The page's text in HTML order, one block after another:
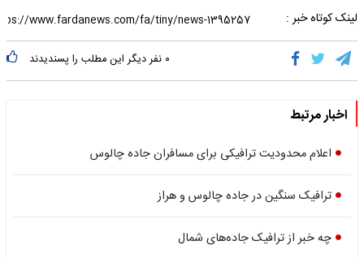
لینک کوتاه خبر :
۰ نفر دیگر این مطلب را پسندیدند
اخبار مرتبط
اعلام محدودیت ترافیکی برای مسافران جاده چالوس
ترافیک سنگین در جاده چالوس و هراز
چه خبر از ترافیک جاده‌های شمال